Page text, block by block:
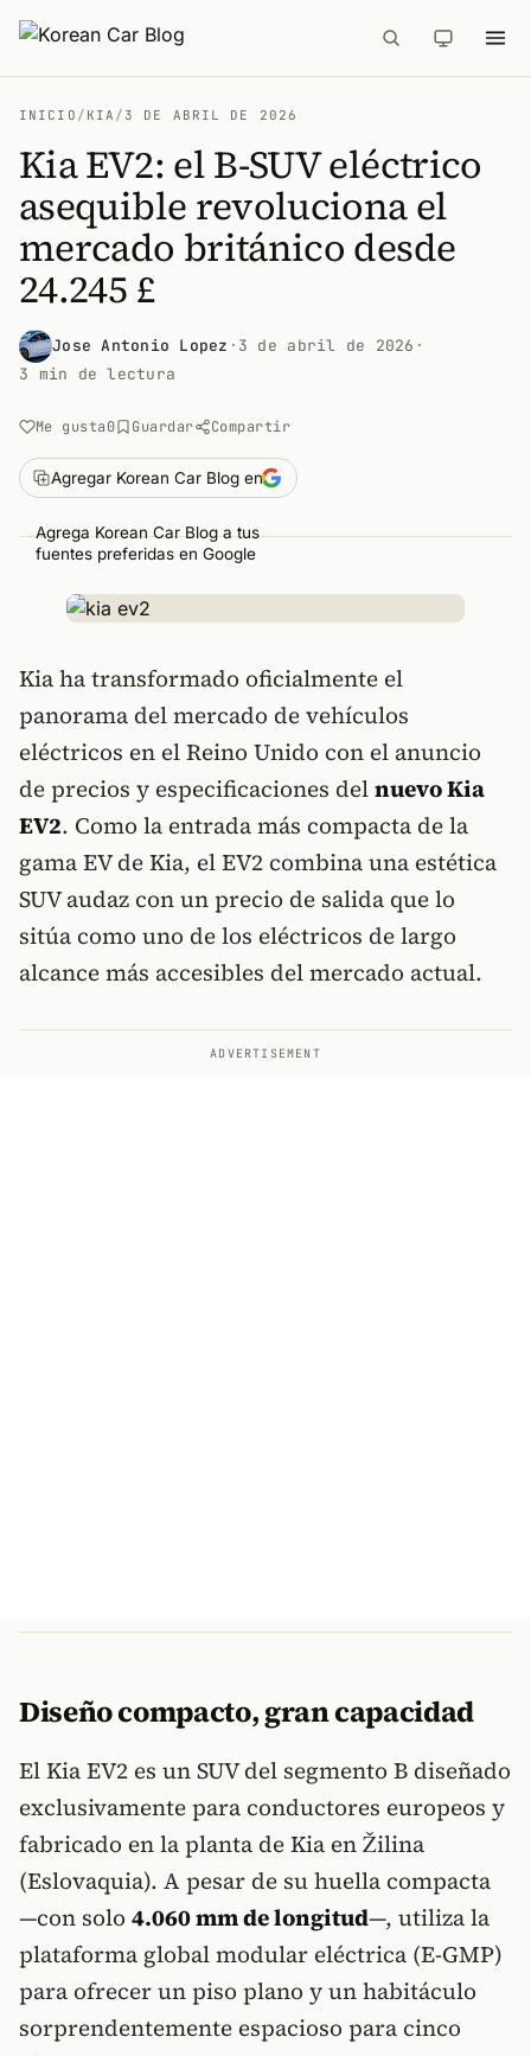
INICIO / KIA / 3 DE ABRIL DE 2026
Kia EV2: el B-SUV eléctrico
asequible revoluciona el
mercado británico desde
24.245 £
Jose Antonio Lopez · 3 de abril de 2026 ·
3 min de lectura
Me gusta0 Guardar Compartir
Agregar Korean Car Blog en
Agrega Korean Car Blog a tus
fuentes preferidas en Google
Kia ha transformado oficialmente el
panorama del mercado de vehículos
eléctricos en el Reino Unido con el anuncio
de precios y especificaciones delnuevo Kia
EV2. Como la entrada más compacta de la
gama EV de Kia, el EV2 combina una estética
SUV audaz con un precio de salida que lo
sitúa como uno de los eléctricos de largo
alcance más accesibles del mercado actual.
ADVERTISEMENT
Diseño compacto, gran capacidad
El Kia EV2 es un SUV del segmento B diseñado
exclusivamente para conductores europeos y
fabricado en la planta de Kia en Žilina
(Eslovaquia). A pesar de su huella compacta
—con solo 4.060 mm de longitud—, utiliza la
plataforma global modular eléctrica (E-GMP)
para ofrecer un piso plano y un habitáculo
sorprendentemente espacioso para cinco